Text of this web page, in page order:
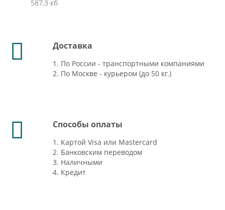
587,3 кб
Доставка
1. По России - транспортными компаниями
2. По Москве - курьером (до 50 кг.)
Способы оплаты
1. Картой Visa или Mastercard
2. Банковским переводом
3. Наличными
4. Кредит